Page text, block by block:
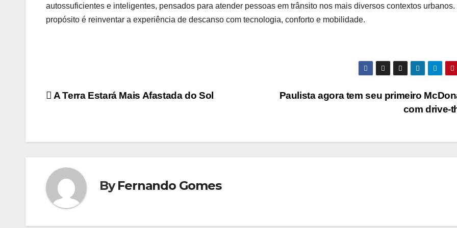
autossuficientes e inteligentes, pensados para atender pessoas em trânsito nos mais diversos contextos urbanos.
propósito é reinventar a experiência de descanso com tecnologia, conforto e mobilidade.
Navegação
Post
Paulista agora tem seu primeiro
com drive-
A Terra Estará Mais Afastada do Sol
ByFernando Gomes